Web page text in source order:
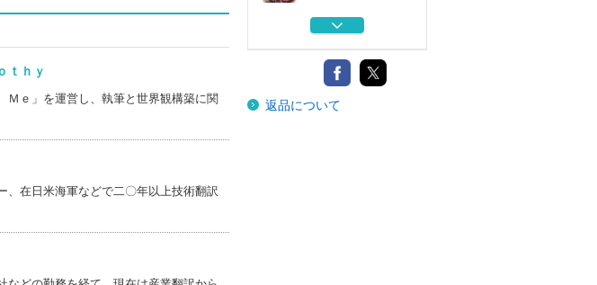
ｔｈｙ
ｅ」を運営し、執筆と世界観構築に関
、在日米海軍などで二〇年以上技術翻訳
ペットを愛した人
フィルムアート社
映像編集のファー
スト・レッスン...
返品について